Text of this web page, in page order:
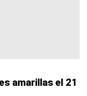
amarillas el 21